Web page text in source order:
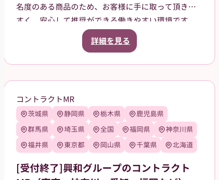
名度のある商品のため、お客様に手に取って頂きや
すく、安心して推奨ができる働きやすい環境です。
一都六県（茨城県、栃木県、群馬県、埼玉県、千葉
県、東京都、神奈川県）など各地のドラッグスト
詳細を見る
コントラクトMR
茨城県 静岡県 栃木県
鹿児島県
群馬県
埼玉県 全国 福岡県
神奈川県
福井県
東京都 岡山県 千葉県 北海道
[受付終了]興和グループのコントラクト